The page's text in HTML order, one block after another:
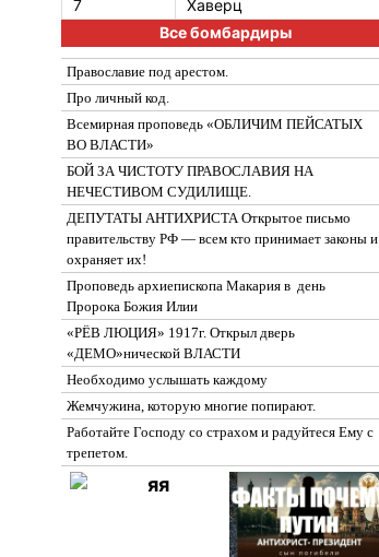
7
Хаверц
Все бомбардиры
Православие под арестом.
Про личный код.
Всемирная проповедь «ОБЛИЧИМ ПЕЙСАТЫХ
ВО ВЛАСТИ»
БОЙ ЗА ЧИСТОТУ ПРАВОСЛАВИЯ НА
НЕЧЕСТИВОМ СУДИЛИЩЕ.
ДЕПУТАТЫ АНТИХРИСТА Открытое письмо
правительству РФ — всем кто принимает законы и
охраняет их!
Проповедь архиепископа Макария в день
Пророка Божия Илии
«РЁВ ЛЮЦИЯ» 1917г. Открыл дверь
«ДЕМО»нической ВЛАСТИ
Необходимо услышать каждому
Жемчужина, которую многие попирают.
Работайте Господу со страхом и радуйтеся Ему с
трепетом.